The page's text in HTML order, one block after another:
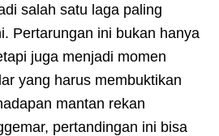
salah satu laga paling
Pertarungan ini bukan hanya
juga menjadi momen
yang harus membuktikan
mantan rekan
pertandingan ini bisa